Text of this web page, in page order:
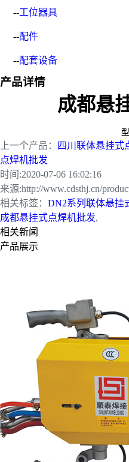
--工位器具
--配件
--配套设备
产品详情
成都悬
上一个产品： 四川联体悬挂式
点焊机批发
时间:2020-07-06 16:02:16
来源:http://www.cdsthj.cn/
相关标签： DN2系列联体悬挂
成都悬挂式点焊机批发,
相关新闻
产品展示